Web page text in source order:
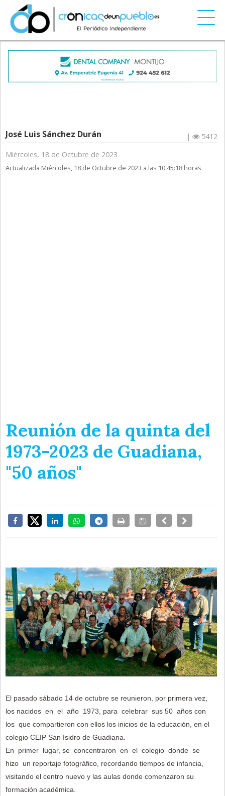
José Luis Sánchez Durán |
5412
Miércoles, 18 de Octubre de 2023
Actualizada Miércoles, 18 de Octubre de 2023 a las 10:45:18 horas
Reunión de la quinta del
1973-2023 de Guadiana,
"50 años"
El pasado sábado 14 de octubre se reunieron, por primera vez,
los nacidos en el año 1973, para celebrar sus 50 años con
los que compartieron con ellos los inicios de la educación, en el
colegio CEIP San Isidro de Guadiana.
En primer lugar, se concentraron en el colegio donde se
hizo un reportaje fotográfico, recordando tiempos de infancia,
visitando el centro nuevo y las aulas donde comenzaron su
formación académica.